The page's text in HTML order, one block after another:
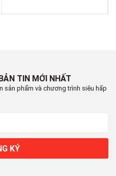
TIN MỚI NHẤT
sản phẩm và chương trình siêu hấp
KÝ